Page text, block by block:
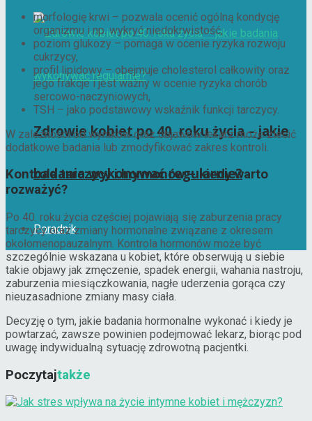
Zdrowie kobiet po 40. roku życia – jakie
badania wykonywać regularnie?
Poradnik
morfologię krwi – pozwala ocenić ogólną kondycję
organizmu i np. wykryć niedokrwistość,
poziom glukozy – pomaga w ocenie ryzyka rozwoju
cukrzycy,
profil lipidowy – obejmuje cholesterol całkowity oraz
jego frakcje i jest ważny w ocenie ryzyka chorób
sercowo-naczyniowych,
TSH – jako podstawowy wskaźnik funkcji tarczycy.
W zależności od wyników oraz objawów lekarz może zlecić
dodatkowe badania lub zmodyfikować zakres kontroli.
Kontrola tarczycy i hormonów – kiedy warto
rozważyć?
Po 40. roku życia częściej pojawiają się zaburzenia pracy
tarczycy oraz zmiany hormonalne związane z okresem
okołomenopauzalnym. Kontrola hormonów może być
szczególnie wskazana u kobiet, które obserwują u siebie
takie objawy jak zmęczenie, spadek energii, wahania nastroju,
zaburzenia miesiączkowania, nagłe uderzenia gorąca czy
nieuzasadnione zmiany masy ciała.
Decyzję o tym, jakie badania hormonalne wykonać i kiedy je
powtarzać, zawsze powinien podejmować lekarz, biorąc pod
uwagę indywidualną sytuację zdrowotną pacjentki.
Poczytajtakże